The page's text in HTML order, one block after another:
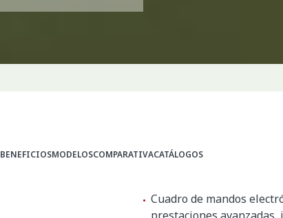
BENEFICIOSMODELOSCOMPARATIVACATÁLOGOS
Cuadro de mandos